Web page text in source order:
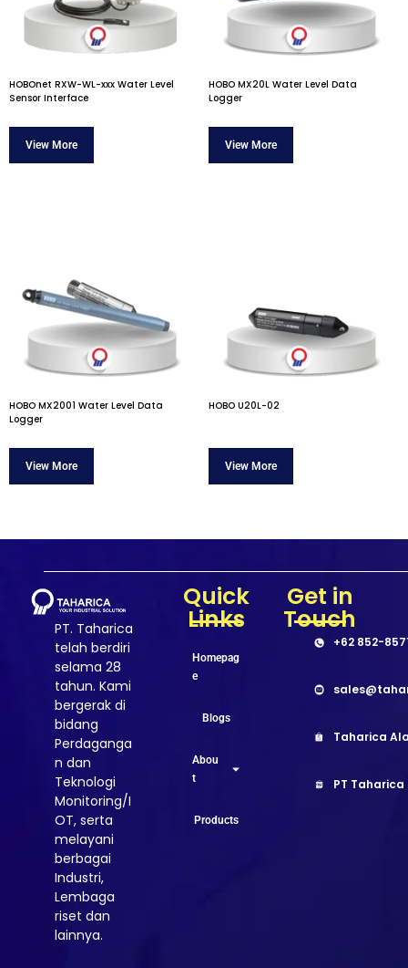
HOBOnet RXW-WL-xxx Water Level
Sensor Interface
HOBO MX20L Water Level Data
Logger
HOBO MX2001 Water Level Data
Logger
HOBO U20L-02
PT. Taharica
telah berdiri
selama 28
tahun. Kami
bergerak di
bidang
Perdaganga
n dan
Teknologi
Monitoring/I
OT, serta
melayani
berbagai
Industri,
Lembaga
riset dan
lainnya.
Quick
Links
Homepag
e
Blogs
Abou
t
Products
Get in
Touch
+62 852-
Taharica
PT Taharica